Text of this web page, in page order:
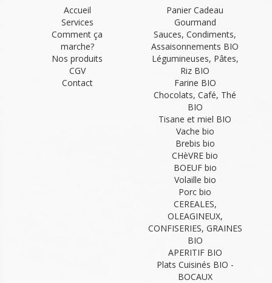
Accueil
Services
Comment ça
marche?
Nos produits
CGV
Contact
Panier Cadeau
Gourmand
Sauces, Condiments,
Assaisonnements BIO
Légumineuses, Pâtes,
Riz BIO
Farine BIO
Chocolats, Café, Thé
BIO
Tisane et miel BIO
Vache bio
Brebis bio
CHèVRE bio
BOEUF bio
Volaille bio
Porc bio
CEREALES,
OLEAGINEUX,
CONFISERIES, GRAINES
BIO
APERITIF BIO
Plats Cuisinés BIO -
BOCAUX